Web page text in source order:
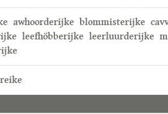
awhoorderijke blommisterijke
leefhöbberijke leerluurderijke